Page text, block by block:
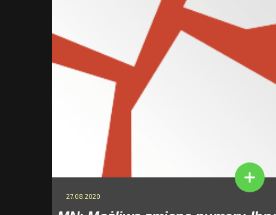
27.08.2020